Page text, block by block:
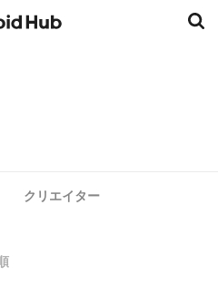
クリエイター